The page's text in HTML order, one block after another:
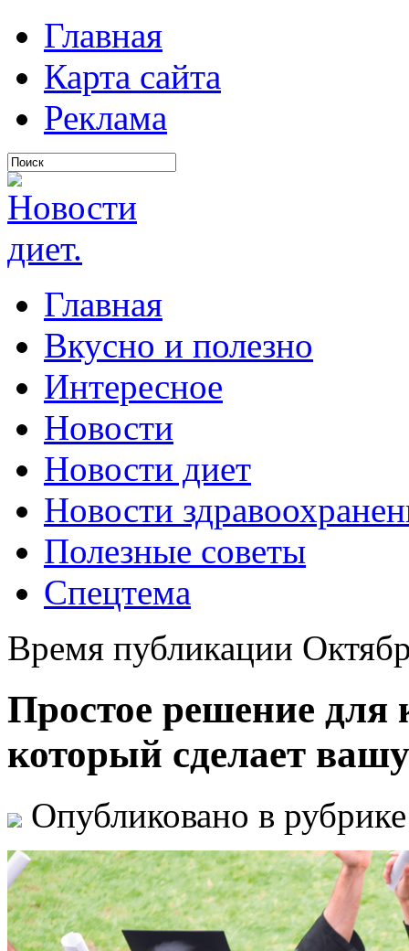
Главная
Карта сайта
Реклама
Главная
Вкусно и полезно
Интересное
Новости
Новости диет
Новости
Полезные советы
Спецтема
Время публикации
Простое решение для
который сделает
Опубликовано в